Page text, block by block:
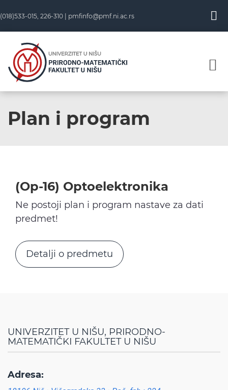
to
content
(018)533-015, 226-310 | pmfinfo@pmf.ni.ac.rs
Plan i program
(Op-16) Optoelektronika
Ne postoji plan i program nastave za dati
predmet!
Detalji o predmetu
UNIVERZITET U NIŠU, PRIRODNO-
MATEMATIČKI FAKULTET U NIŠU
Adresa: